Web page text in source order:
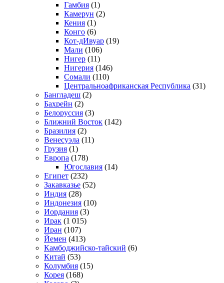
Гамбия (1)
Камерун (2)
Кения (1)
Конго (6)
Кот-дИвуар (19)
Мали (106)
Нигер (11)
Нигерия (146)
Сомали (110)
Центральноафриканская Республика (31)
Бангладеш (2)
Бахрейн (2)
Белоруссия (3)
Ближний Восток (142)
Бразилия (2)
Венесуэла (11)
Грузия (1)
Европа (178)
Югославия (14)
Египет (232)
Закавказье (52)
Индия (28)
Индонезия (10)
Иордания (3)
Ирак (1 015)
Иран (107)
Йемен (413)
Камбоджийско-тайский (6)
Китай (53)
Колумбия (15)
Корея (168)